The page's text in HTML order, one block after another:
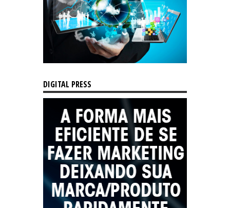
DIGITAL PRESS